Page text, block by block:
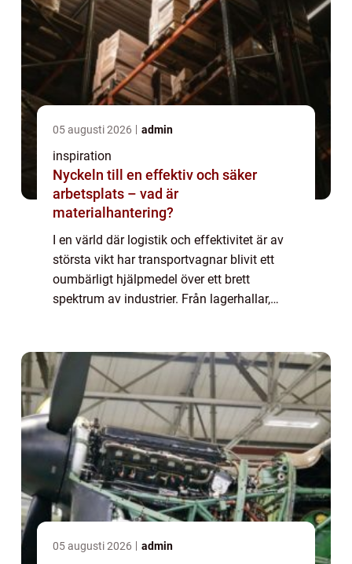
05 augusti 2026 admin
inspiration
Nyckeln till en effektiv och säker
arbetsplats – vad är
materialhantering?
I en värld där logistik och effektivitet är av
största vikt har transportvagnar blivit ett
oumbärligt hjälpmedel över ett brett
spektrum av industrier. Från lagerhallar,
05 augusti 2026 admin